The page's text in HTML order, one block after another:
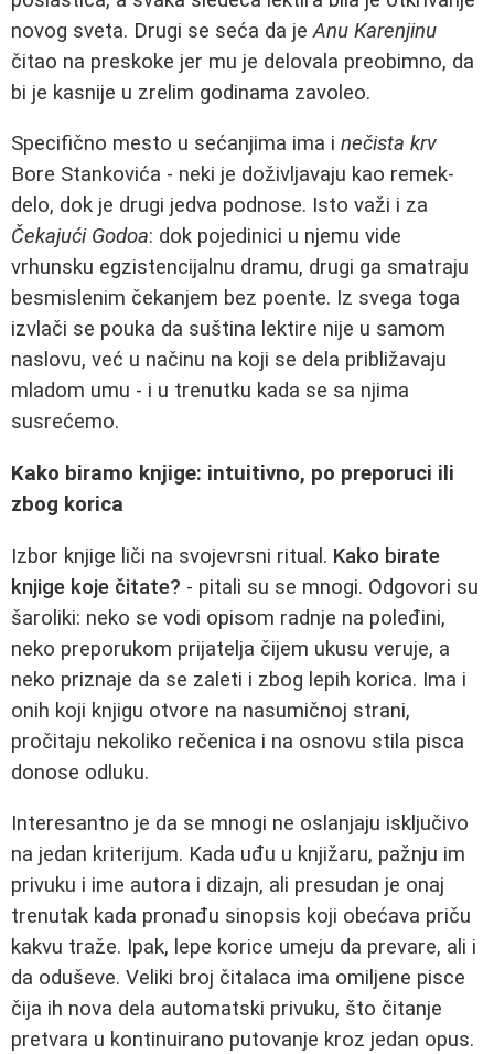
novog sveta. Drugi se seća da jeAnu Karenjinu
čitao na preskoke jer mu je delovala preobimno, da
bi je kasnije u zrelim godinama zavoleo.
Specifično mesto u sećanjima ima i nečista krv
Bore Stankovića - neki je doživljavaju kao remek-
delo, dok je drugi jedva podnose. Isto važi i za
Čekajući Godoa: dok pojedinici u njemu vide
vrhunsku egzistencijalnu dramu, drugi ga smatraju
besmislenim čekanjem bez poente. Iz svega toga
izvlači se pouka da suština lektire nije u samom
naslovu, već u načinu na koji se dela približavaju
mladom umu - i u trenutku kada se sa njima
susrećemo.
Kako biramo knjige: intuitivno, po preporuci ili
zbog korica
Izbor knjige liči na svojevrsni ritual. Kako birate
knjige koje čitate? - pitali su se mnogi. Odgovori su
šaroliki: neko se vodi opisom radnje na poleđini,
neko preporukom prijatelja čijem ukusu veruje, a
neko priznaje da se zaleti i zbog lepih korica. Ima i
onih koji knjigu otvore na nasumičnoj strani,
pročitaju nekoliko rečenica i na osnovu stila pisca
donose odluku.
Interesantno je da se mnogi ne oslanjaju isključivo
na jedan kriterijum. Kada uđu u knjižaru, pažnju im
privuku i ime autora i dizajn, ali presudan je onaj
trenutak kada pronađu sinopsis koji obećava priču
kakvu traže. Ipak, lepe korice umeju da prevare, ali i
da oduševe. Veliki broj čitalaca ima omiljene pisce
čija ih nova dela automatski privuku, što čitanje
pretvara u kontinuirano putovanje kroz jedan opus.